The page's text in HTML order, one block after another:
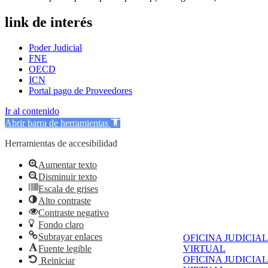
OFICINA JUDICIAL
VIRTUAL
OFICINA JUDICIAL
link de interés
Poder Judicial
FNE
OECD
ICN
Portal pago de Proveedores
Ir al contenido
Abrir barra de herramientas
Herramientas de accesibilidad
Aumentar texto
Disminuir texto
Escala de grises
Alto contraste
Contraste negativo
Fondo claro
Subrayar enlaces
Fuente legible
Reiniciar